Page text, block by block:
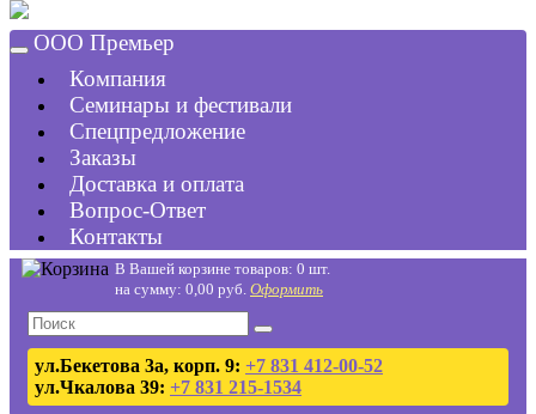
ООО Премьер
Компания
Семинары и фестивали
Спецпредложение
Заказы
Доставка и оплата
Вопрос-Ответ
Контакты
В Вашей корзине товаров: 0 шт.
на сумму: 0,00 руб. Оформить
ул.Бекетова 3а, корп. 9: +7 831 412-00-52
ул.Чкалова 39: +7 831 215-1534